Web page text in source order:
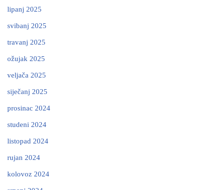
lipanj 2025
svibanj 2025
travanj 2025
ožujak 2025
veljača 2025
siječanj 2025
prosinac 2024
studeni 2024
listopad 2024
rujan 2024
kolovoz 2024